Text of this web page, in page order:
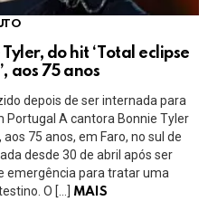
do hit ‘Total eclipse
aos 75 anos
depois de ser internada para
Portugal A cantora Bonnie Tyler
75 anos, em Faro, no sul de
desde 30 de abril após ser
emergência para tratar uma
O […]
MAIS